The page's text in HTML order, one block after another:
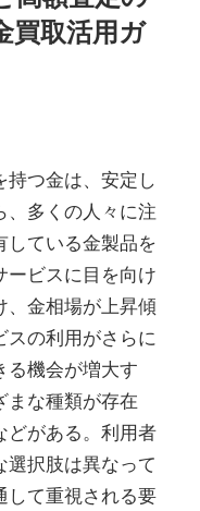
買取活用ガ
つ金は、安定し
、多くの人々に注
している金製品を
ビスに目を向け
、金相場が上昇傾
スの利用がさらに
る機会が増大す
まな種類が存在
どがある。利用者
択肢は異なって
して重視される要